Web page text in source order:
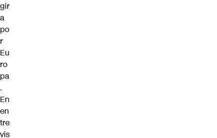
gir
a
po
r
Eu
ro
pa
.
En
en
tre
vis